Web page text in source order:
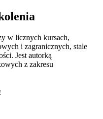
w licznych kursach,
i zagranicznych, stale
Jest autorką
z zakresu